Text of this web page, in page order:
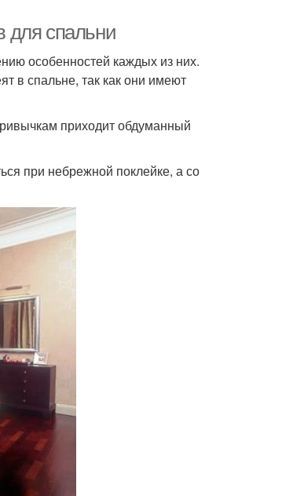
для спальни
особенностей каждых из них.
в спальне, так как они имеют
приходит обдуманный
при небрежной поклейке, а со